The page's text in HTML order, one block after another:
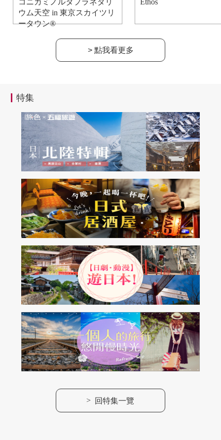
コニカミノルタプラネタリ
ウム天空 in 東京スカイツリ
ータウン®
Ethos
> 點我看更多
特集
> 回特集一覽